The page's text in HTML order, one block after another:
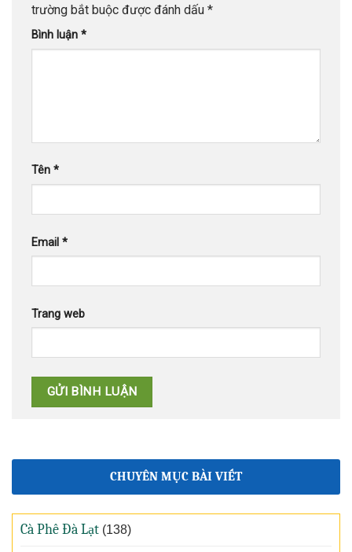
trường bắt buộc được đánh dấu *
Bình luận *
Tên *
Email *
Trang web
CHUYÊN MỤC BÀI VIẾT
Cà Phê Đà Lạt (138)